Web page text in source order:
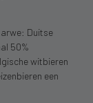
Duitse
50%
witbieren
een